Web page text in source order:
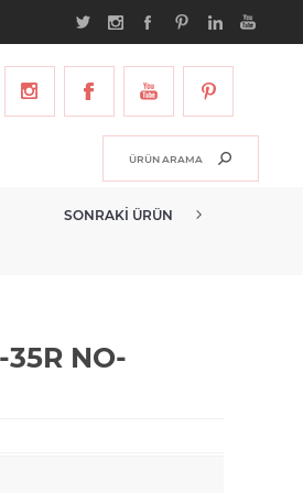
SONRAKI ÜRÜN
35R NO-